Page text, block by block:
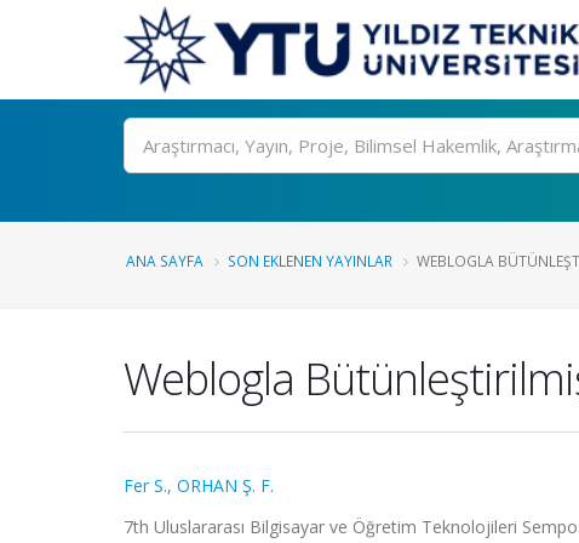
Ara
ANA SAYFA SON EKLENEN YAYINLAR WEBLOGLA
Weblogla
Fer S., ORHAN Ş. F.
7th Uluslararası Bilgisayar ve Öğretim Teknolojileri